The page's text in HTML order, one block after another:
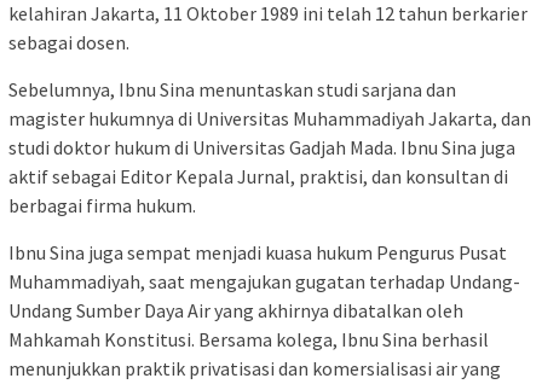
kelahiran Jakarta, 11 Oktober 1989 ini telah 12 tahun berkarier
sebagai dosen.
Sebelumnya, Ibnu Sina menuntaskan studi sarjana dan
magister hukumnya di Universitas Muhammadiyah Jakarta, dan
studi doktor hukum di Universitas Gadjah Mada. Ibnu Sina juga
aktif sebagai Editor Kepala Jurnal, praktisi, dan konsultan di
berbagai firma hukum.
Ibnu Sina juga sempat menjadi kuasa hukum Pengurus Pusat
Muhammadiyah, saat mengajukan gugatan terhadap Undang-
Undang Sumber Daya Air yang akhirnya dibatalkan oleh
Mahkamah Konstitusi. Bersama kolega, Ibnu Sina berhasil
menunjukkan praktik privatisasi dan komersialisasi air yang